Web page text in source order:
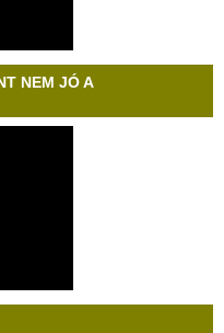
NEM JÓ A